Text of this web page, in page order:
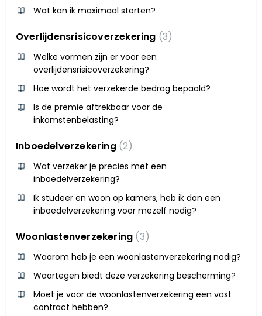
Wat kan ik maximaal storten?
Overlijdensrisicoverzekering 3
Welke vormen zijn er voor een
overlijdensrisicoverzekering?
Hoe wordt het verzekerde bedrag bepaald?
Is de premie aftrekbaar voor de
inkomstenbelasting?
Inboedelverzekering 2
Wat verzeker je precies met een
inboedelverzekering?
Ik studeer en woon op kamers, heb ik dan een
inboedelverzekering voor mezelf nodig?
Woonlastenverzekering 3
Waarom heb je een woonlastenverzekering nodig?
Waartegen biedt deze verzekering bescherming?
Moet je voor de woonlastenverzekering een vast
contract hebben?